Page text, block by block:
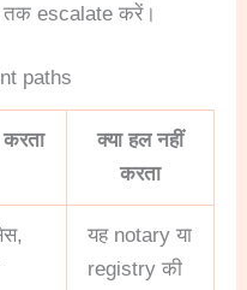
तक escalate करें।
paths
क्या हल नहीं
करता
यह notary या
registry की